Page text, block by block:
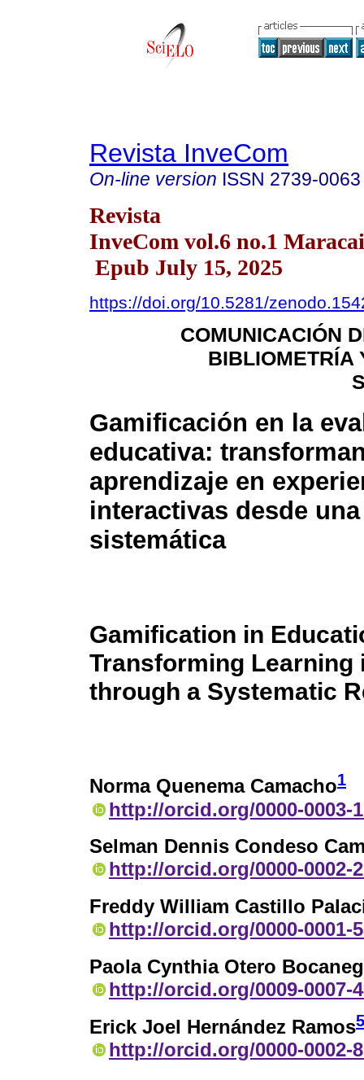
Revista InveCom
On-line version ISSN 2739-0063
Revista
InveCom vol.6 no.1
Epub July 15, 2025
https://doi.org/10.5281/
COMUNICACIÓN
BIBLIOMETRÍA
Gamificación en la
educativa:
aprendizaje en
interactivas desde
sistemática
Gamification in
Transforming
through a Systematic
Norma Quenema Camacho1
http://orcid.org/0000-0003-
Selman Dennis Condeso
http://orcid.org/0000-0002-
Freddy William Castillo
http://orcid.org/0000-0001-
Paola Cynthia Otero
http://orcid.org/0009-0007-
Erick Joel Hernández Ramos5
http://orcid.org/0000-0002-